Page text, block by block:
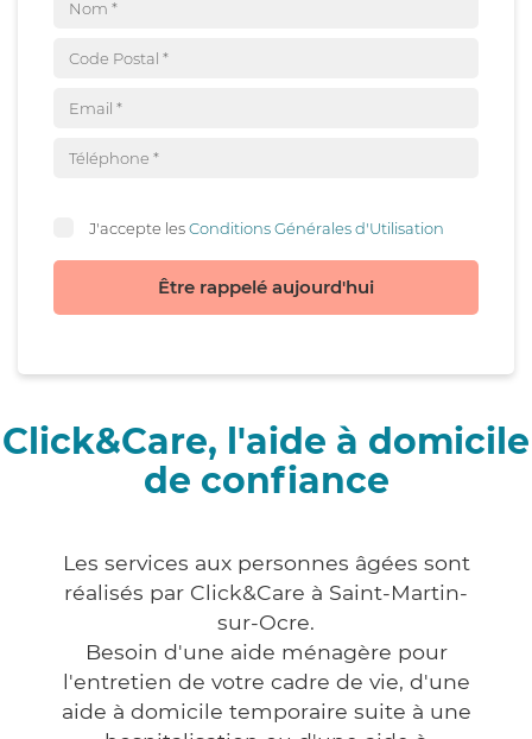
J'accepte lesConditions Générales d'Utilisation
Être rappelé aujourd'hui
Click&Care, l'aide à domicile
de confiance
Les services aux personnes âgées sont
réalisés par Click&Care à Saint-Martin-
sur-Ocre.
Besoin d'une aide ménagère pour
l'entretien de votre cadre de vie, d'une
aide à domicile temporaire suite à une